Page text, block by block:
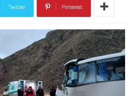
Twitter Pinterest